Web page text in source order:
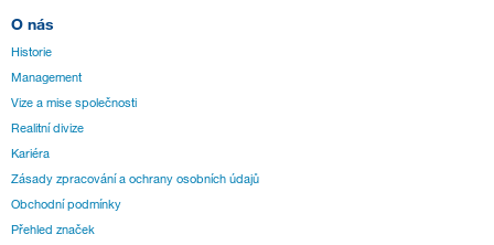
O nás
Historie
Management
Vize a mise společnosti
Realitní divize
Kariéra
Zásady zpracování a ochrany osobních údajů
Obchodní podmínky
Přehled značek